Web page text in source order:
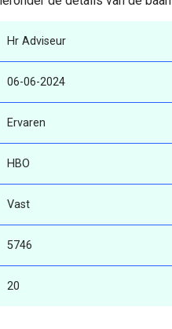
Hr Adviseur
06-06-2024
Ervaren
HBO
Vast
5746
20